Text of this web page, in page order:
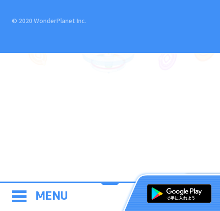
MENU
© 2020 WonderPlanet Inc.